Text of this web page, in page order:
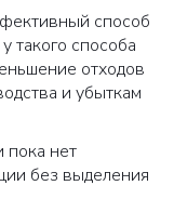
способ
такого способа
отходов
и убыткам
нет
без выделения